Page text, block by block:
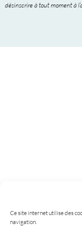
Ce site internet utilise des
navigation.
désinscrire à tout moment à